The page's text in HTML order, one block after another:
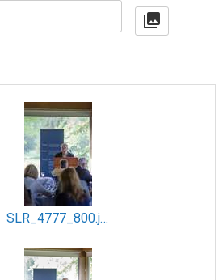
SLR_4777_800.jpg